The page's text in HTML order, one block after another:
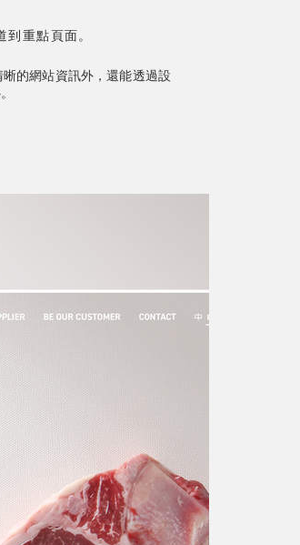
重點頁面。
的網站資訊外，還能透過設